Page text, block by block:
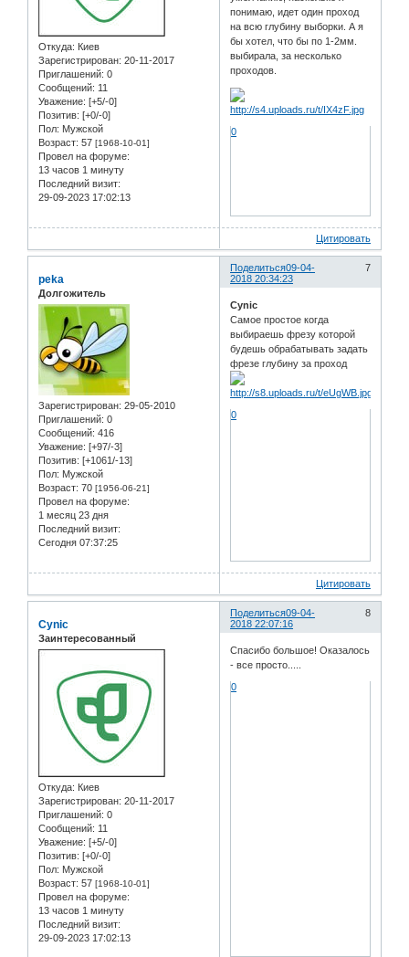
Откуда: Киев
Зарегистрирован: 20-11-2017
Приглашений: 0
Сообщений: 11
Уважение: [+5/-0]
Позитив: [+0/-0]
Пол: Мужской
Возраст: 57 [1968-10-01]
Провел на форуме:
13 часов 1 минуту
Последний визит:
29-09-2023 17:02:13
понимаю, идет один проход
на всю глубину выборки. А я
бы хотел, что бы по 1-2мм.
выбирала, за несколько
проходов.
0
Цитировать
Поделиться 7
09-04-
2018 20:34:23
peka
Долгожитель
Зарегистрирован: 29-05-2010
Приглашений: 0
Сообщений: 416
Уважение: [+97/-3]
Позитив: [+1061/-13]
Пол: Мужской
Возраст: 70 [1956-06-21]
Провел на форуме:
1 месяц 23 дня
Последний визит:
Сегодня 07:37:25
Cynic
Самое простое когда
выбираешь фрезу которой
будешь обрабатывать задать
фрезе глубину за проход
0
Цитировать
Поделиться 8
09-04-
2018 22:07:16
Cynic
Заинтересованный
Откуда: Киев
Зарегистрирован: 20-11-2017
Приглашений: 0
Сообщений: 11
Уважение: [+5/-0]
Позитив: [+0/-0]
Пол: Мужской
Возраст: 57 [1968-10-01]
Провел на форуме:
13 часов 1 минуту
Последний визит:
29-09-2023 17:02:13
Спасибо большое! Оказалось
- все просто.....
0